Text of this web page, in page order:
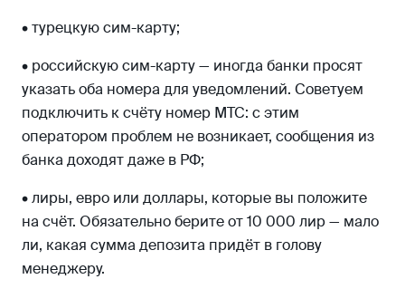
• турецкую сим-карту;
• российскую сим-карту — иногда банки просят
указать оба номера для уведомлений. Советуем
подключить к счёту номер МТС: с этим
оператором проблем не возникает, сообщения из
банка доходят даже в РФ;
• лиры, евро или доллары, которые вы положите
на счёт. Обязательно берите от 10 000 лир — мало
ли, какая сумма депозита придёт в голову
менеджеру.